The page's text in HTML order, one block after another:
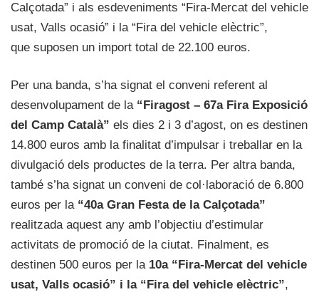
Calçotada” i als esdeveniments “Fira-Mercat del vehicle
usat, Valls ocasió” i la “Fira del vehicle elèctric”,
que suposen un import total de 22.100 euros.
Per una banda, s’ha signat el conveni referent al
desenvolupament de la “Firagost – 67a Fira Exposició
del Camp Català” els dies 2 i 3 d’agost, on es destinen
14.800 euros amb la finalitat d’impulsar i treballar en la
divulgació dels productes de la terra. Per altra banda,
també s’ha signat un conveni de col·laboració de 6.800
euros per la “40a Gran Festa de la Calçotada”
realitzada aquest any amb l’objectiu d’estimular
activitats de promoció de la ciutat. Finalment, es
destinen 500 euros per la 10a “Fira-Mercat del vehicle
usat, Valls ocasió” i la “Fira del vehicle elèctric”,